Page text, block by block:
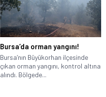
Bursa’da orman yangını!
Bursa’nın Büyükorhan ilçesinde
çıkan orman yangını, kontrol altına
alındı. Bölgede...